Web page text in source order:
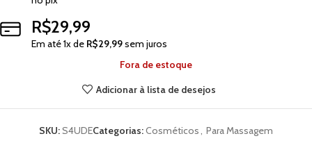
R$29,99
Em até1x de R$29,99sem juros
Fora de estoque
Adicionar à lista de desejos
SKU:S4UDECategorias:Cosméticos, Para Massagem